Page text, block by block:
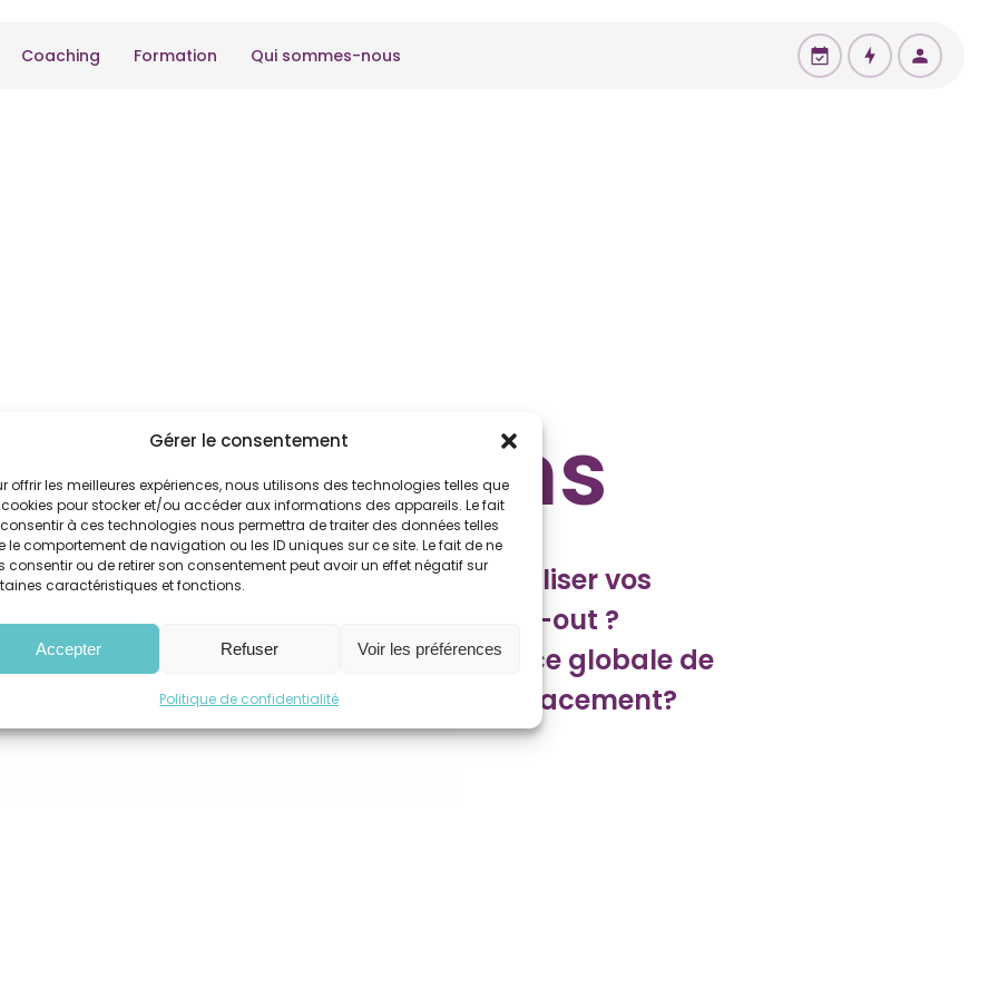
Gérer le consentement
offrir les meilleures expériences, nous utilisons des technologies telles que
pour stocker et/ou accéder aux informations des appareils. Le fait
à ces technologies nous permettra de traiter des données telles
le comportement de navigation ou les ID uniques sur ce site. Le fait de ne
consentir ou de retirer son consentement peut avoir un effet négatif sur
caractéristiques et fonctions.
Accepter Refuser Voir les préférences
Politique de confidentialité
Coaching Formation Qui sommes-nous
prestations
renforcer la cohésion d’équipe, fidéliser vos
et prévenir les situations de burn-out ?
managers? Renforcer la performance globale de
? Faire appel à notre cabinet d'outplacement?